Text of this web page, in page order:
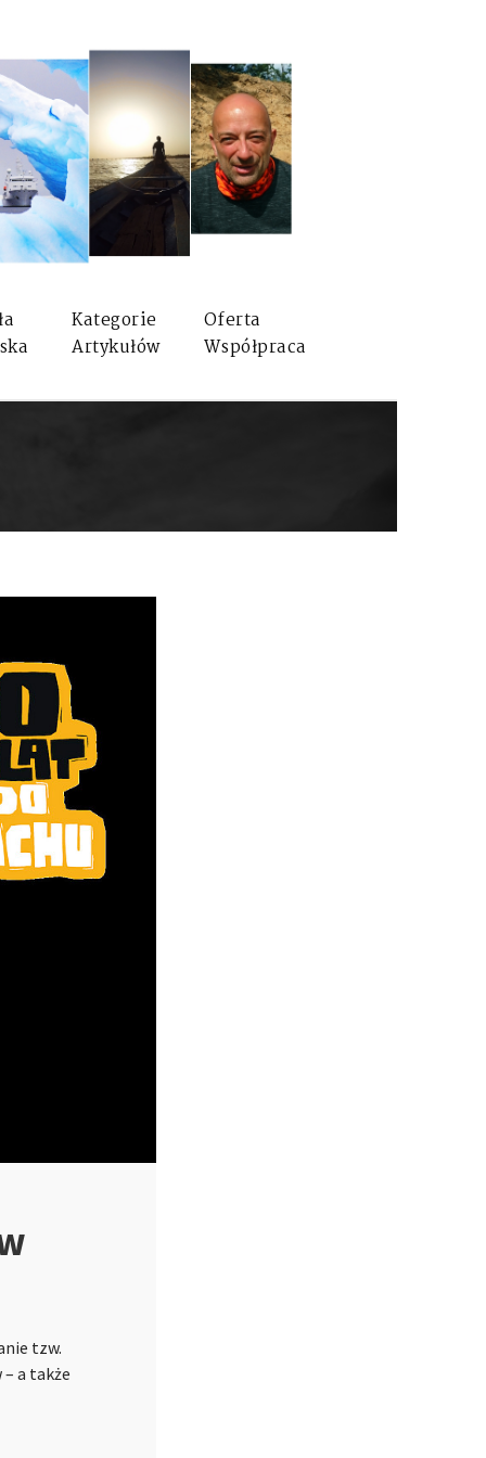
Kategorie
Artykułów
Oferta
Współpraca
tzw.
a także